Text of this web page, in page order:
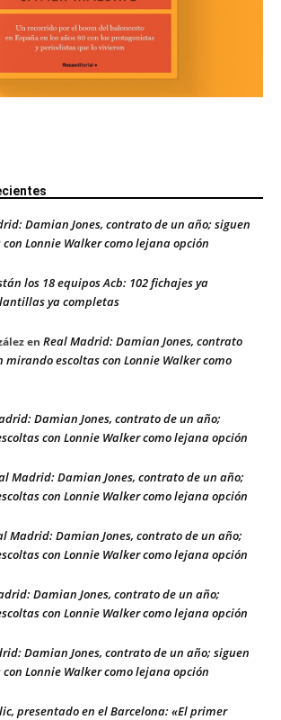
Damian Jones, contrato de un año; siguen
Lonnie Walker como lejana opción
los 18 equipos Acb: 102 fichajes ya
ya completas
en Real Madrid: Damian Jones, contrato
mirando escoltas con Lonnie Walker como
Damian Jones, contrato de un año;
con Lonnie Walker como lejana opción
Madrid: Damian Jones, contrato de un año;
con Lonnie Walker como lejana opción
Madrid: Damian Jones, contrato de un año;
con Lonnie Walker como lejana opción
Damian Jones, contrato de un año;
con Lonnie Walker como lejana opción
Damian Jones, contrato de un año; siguen
Lonnie Walker como lejana opción
presentado en el Barcelona: «El primer